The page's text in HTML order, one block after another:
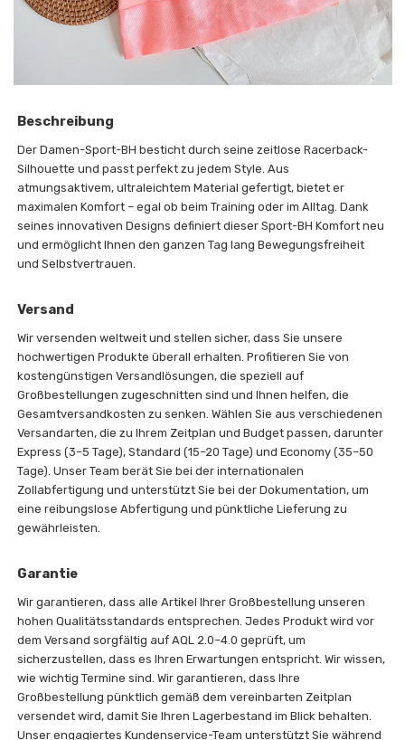
Beschreibung
Der Damen-Sport-BH besticht durch seine zeitlose Racerback-
Silhouette und passt perfekt zu jedem Style. Aus
atmungsaktivem, ultraleichtem Material gefertigt, bietet er
maximalen Komfort – egal ob beim Training oder im Alltag. Dank
seines innovativen Designs definiert dieser Sport-BH Komfort neu
und ermöglicht Ihnen den ganzen Tag lang Bewegungsfreiheit
und Selbstvertrauen.
Versand
Wir versenden weltweit und stellen sicher, dass Sie unsere
hochwertigen Produkte überall erhalten. Profitieren Sie von
kostengünstigen Versandlösungen, die speziell auf
Großbestellungen zugeschnitten sind und Ihnen helfen, die
Gesamtversandkosten zu senken. Wählen Sie aus verschiedenen
Versandarten, die zu Ihrem Zeitplan und Budget passen, darunter
Express (3–5 Tage), Standard (15–20 Tage) und Economy (35–50
Tage). Unser Team berät Sie bei der internationalen
Zollabfertigung und unterstützt Sie bei der Dokumentation, um
eine reibungslose Abfertigung und pünktliche Lieferung zu
gewährleisten.
Garantie
Wir garantieren, dass alle Artikel Ihrer Großbestellung unseren
hohen Qualitätsstandards entsprechen. Jedes Produkt wird vor
dem Versand sorgfältig auf AQL 2.0–4.0 geprüft, um
sicherzustellen, dass es Ihren Erwartungen entspricht. Wir wissen,
wie wichtig Termine sind. Wir garantieren, dass Ihre
Großbestellung pünktlich gemäß dem vereinbarten Zeitplan
versendet wird, damit Sie Ihren Lagerbestand im Blick behalten.
Unser engagiertes Kundenservice-Team unterstützt Sie während